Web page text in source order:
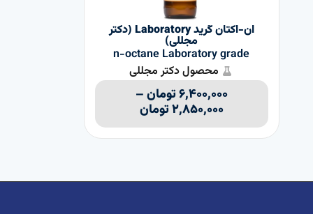
ان-اکتان گرید Laboratory (دکتر
مجللی)
n-octane Laboratory grade
محصول دکتر مجللی
۶,۴۰۰,۰۰۰تومان–
۲,۸۵۰,۰۰۰تومان